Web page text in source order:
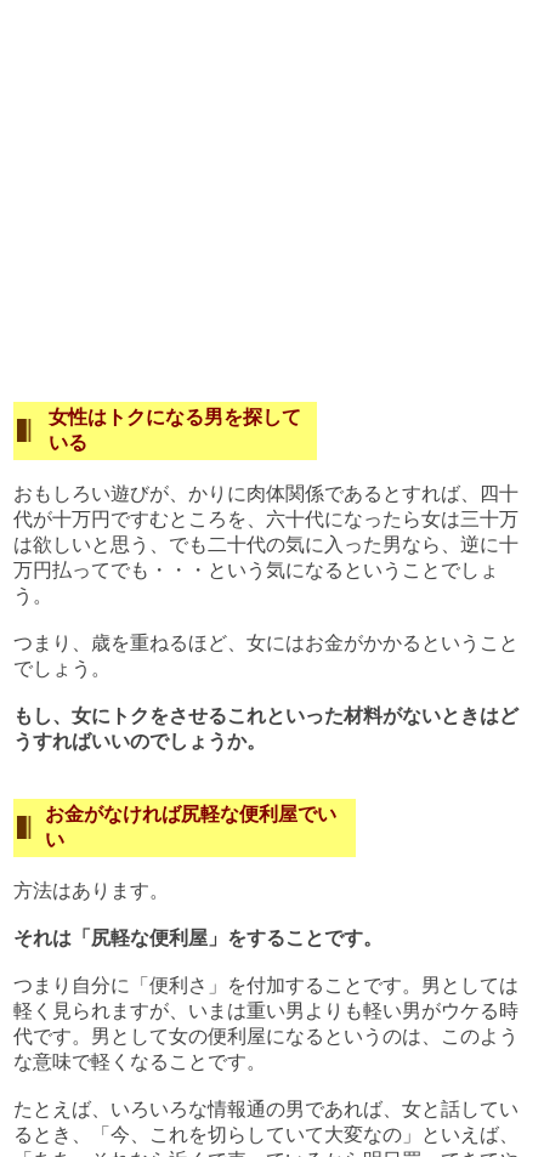
女性はトクになる男を探して
いる
おもしろい遊びが、かりに肉体関係であるとすれば、四十
代が十万円ですむところを、六十代になったら女は三十万
は欲しいと思う、でも二十代の気に入った男なら、逆に十
万円払ってでも・・・という気になるということでしょ
う。
つまり、歳を重ねるほど、女にはお金がかかるということ
でしょう。
もし、女にトクをさせるこれといった材料がないときはど
うすればいいのでしょうか。
お金がなければ尻軽な便利屋でい
い
方法はあります。
それは「尻軽な便利屋」をすることです。
つまり自分に「便利さ」を付加することです。男としては
軽く見られますが、いまは重い男よりも軽い男がウケる時
代です。男として女の便利屋になるというのは、このよう
な意味で軽くなることです。
たとえば、いろいろな情報通の男であれば、女と話してい
るとき、「今、これを切らしていて大変なの」といえば、